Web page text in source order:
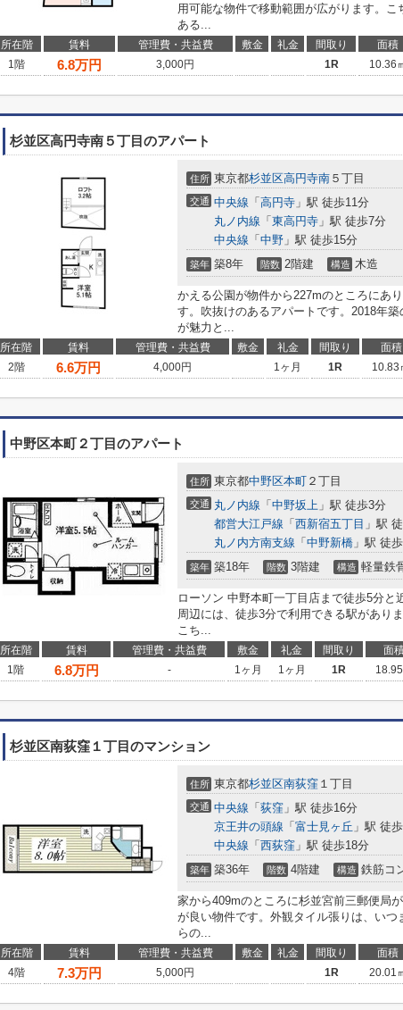
用可能な物件で移動範囲が広がります。
ある...
所在階 賃料 管理費・共益費 敷金 礼金 間取り 面積
1階
6.8万円 3,000円 1R 10.36
杉並区高円寺南５丁目のアパート
住所 東京都杉並区高円寺南 ５丁目
交通 中央線 「 高円寺 」駅 徒歩11分
丸ノ内線 「 東高円寺 」駅 徒歩7分
中央線 「 中野 」駅 徒歩15分
築年 築8年 階数 2階建 構造 木造
かえる公園が物件から227mのところにあ
す。吹抜けのあるアパートです。2018年
が魅力と...
所在階 賃料 管理費・共益費 敷金 礼金 間取り 面積
2階
6.6万円 4,000円 1ヶ月 1R 10.83
中野区本町２丁目のアパート
住所 東京都中野区本町 ２丁目
交通 丸ノ内線 「 中野坂上 」駅 徒歩3分
都営大江戸線 「 西新宿五丁目 」駅
丸ノ内方南支線 「 中野新橋 」駅 徒
築年 築18年 階数 3階建 構造 軽量鉄
ローソン 中野本町一丁目店まで徒歩5分と
周辺には、徒歩3分で利用できる駅があり
こち...
所在階 賃料 管理費・共益費 敷金 礼金 間取り 面
1階
6.8万円 - 1ヶ月 1ヶ月 1R
杉並区南荻窪１丁目のマンション
住所 東京都杉並区南荻窪 １丁目
交通 中央線 「 荻窪 」駅 徒歩16分
京王井の頭線 「 富士見ヶ丘 」駅 徒
中央線 「 西荻窪 」駅 徒歩18分
築年 築36年 階数 4階建 構造 鉄筋コ
家から409mのところに杉並宮前三郵便局
が良い物件です。外観タイル張りは、い
らの...
所在階 賃料 管理費・共益費 敷金 礼金 間取り 面積
4階
7.3万円 5,000円 1R 20.01